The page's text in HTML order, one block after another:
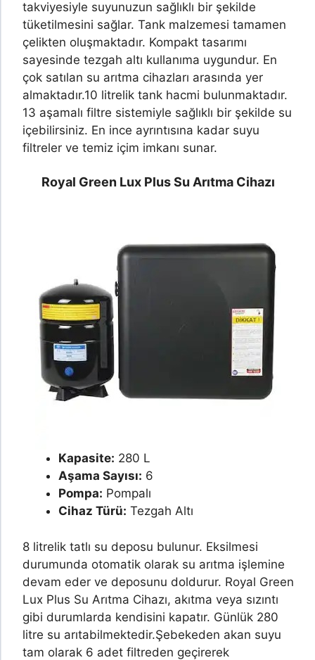
takviyesiyle suyunuzun sağlıklı bir şekilde
tüketilmesini sağlar. Tank malzemesi tamamen
çelikten oluşmaktadır. Kompakt tasarımı
sayesinde tezgah altı kullanıma uygundur. En
çok satılan su arıtma cihazları arasında yer
almaktadır.10 litrelik tank hacmi bulunmaktadır.
13 aşamalı filtre sistemiyle sağlıklı bir şekilde su
içebilirsiniz. En ince ayrıntısına kadar suyu
filtreler ve temiz içim imkanı sunar.
Royal Green Lux Plus Su Arıtma Cihazı
Kapasite: 280 L
Aşama Sayısı: 6
Pompa: Pompalı
Cihaz Türü: Tezgah Altı
8 litrelik tatlı su deposu bulunur. Eksilmesi
durumunda otomatik olarak su arıtma işlemine
devam eder ve deposunu doldurur. Royal Green
Lux Plus Su Arıtma Cihazı, akıtma veya sızıntı
gibi durumlarda kendisini kapatır. Günlük 280
litre su arıtabilmektedir.Şebekeden akan suyu
tam olarak 6 adet filtreden geçirerek